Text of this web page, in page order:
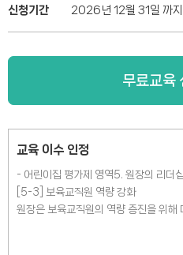
신청기간 2026년 12월 31일 까지
무료교육
교육 이수 인정
- 어린이집 평가제 영역5. 원장의 리더
[5-3] 보육교직원 역량 강화
원장은 보육교직원의 역량 증진을 위해